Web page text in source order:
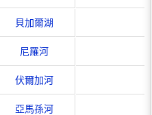
貝加爾湖
尼羅河
伏爾加河
亞馬孫河